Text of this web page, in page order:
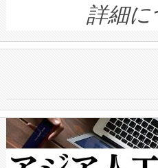
quality and
BESS stack to
centers.
からシステム
クルの各段階
[…]
す。ノーマル
ートル先まで
トに対して約
では、反射率
で向上し、最
ットだけで最
詳細